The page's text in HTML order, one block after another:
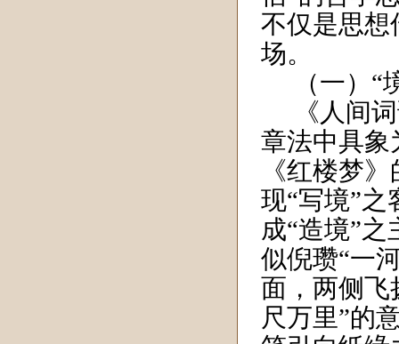
不仅是思想
场。
（一）
《人间
章法中具象
《红楼梦
现“写境”
成“造境”
似倪瓒“一
面，两侧飞
尺万里”的